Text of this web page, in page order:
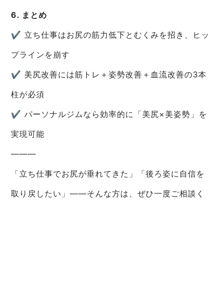
6. まとめ
✔ 立ち仕事はお尻の筋力低下とむくみを招き、ヒッ
プラインを崩す
✔ 美尻改善には筋トレ＋姿勢改善＋血流改善の3本
柱が必須
✔ パーソナルジムなら効率的に「美尻×美姿勢」を
実現可能
―――
「立ち仕事でお尻が垂れてきた」「後ろ姿に自信を
取り戻したい」――そんな方は、ぜひ一度ご相談く